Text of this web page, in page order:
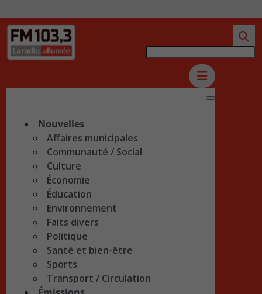
Nouvelles
Affaires municipales
Communauté / Social
Culture
Économie
Éducation
Environnement
Faits divers
Politique
Santé et bien-être
Sports
Transport / Circulation